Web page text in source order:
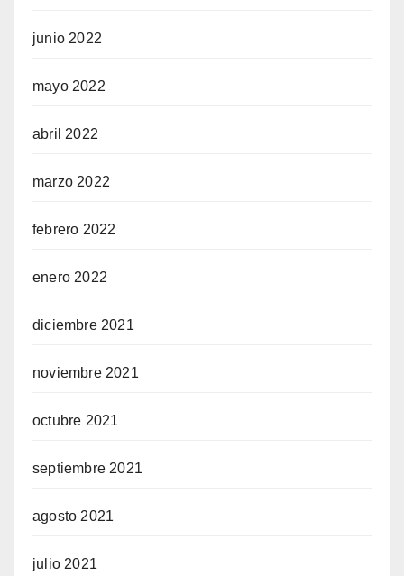
junio 2022
mayo 2022
abril 2022
marzo 2022
febrero 2022
enero 2022
diciembre 2021
noviembre 2021
octubre 2021
septiembre 2021
agosto 2021
julio 2021